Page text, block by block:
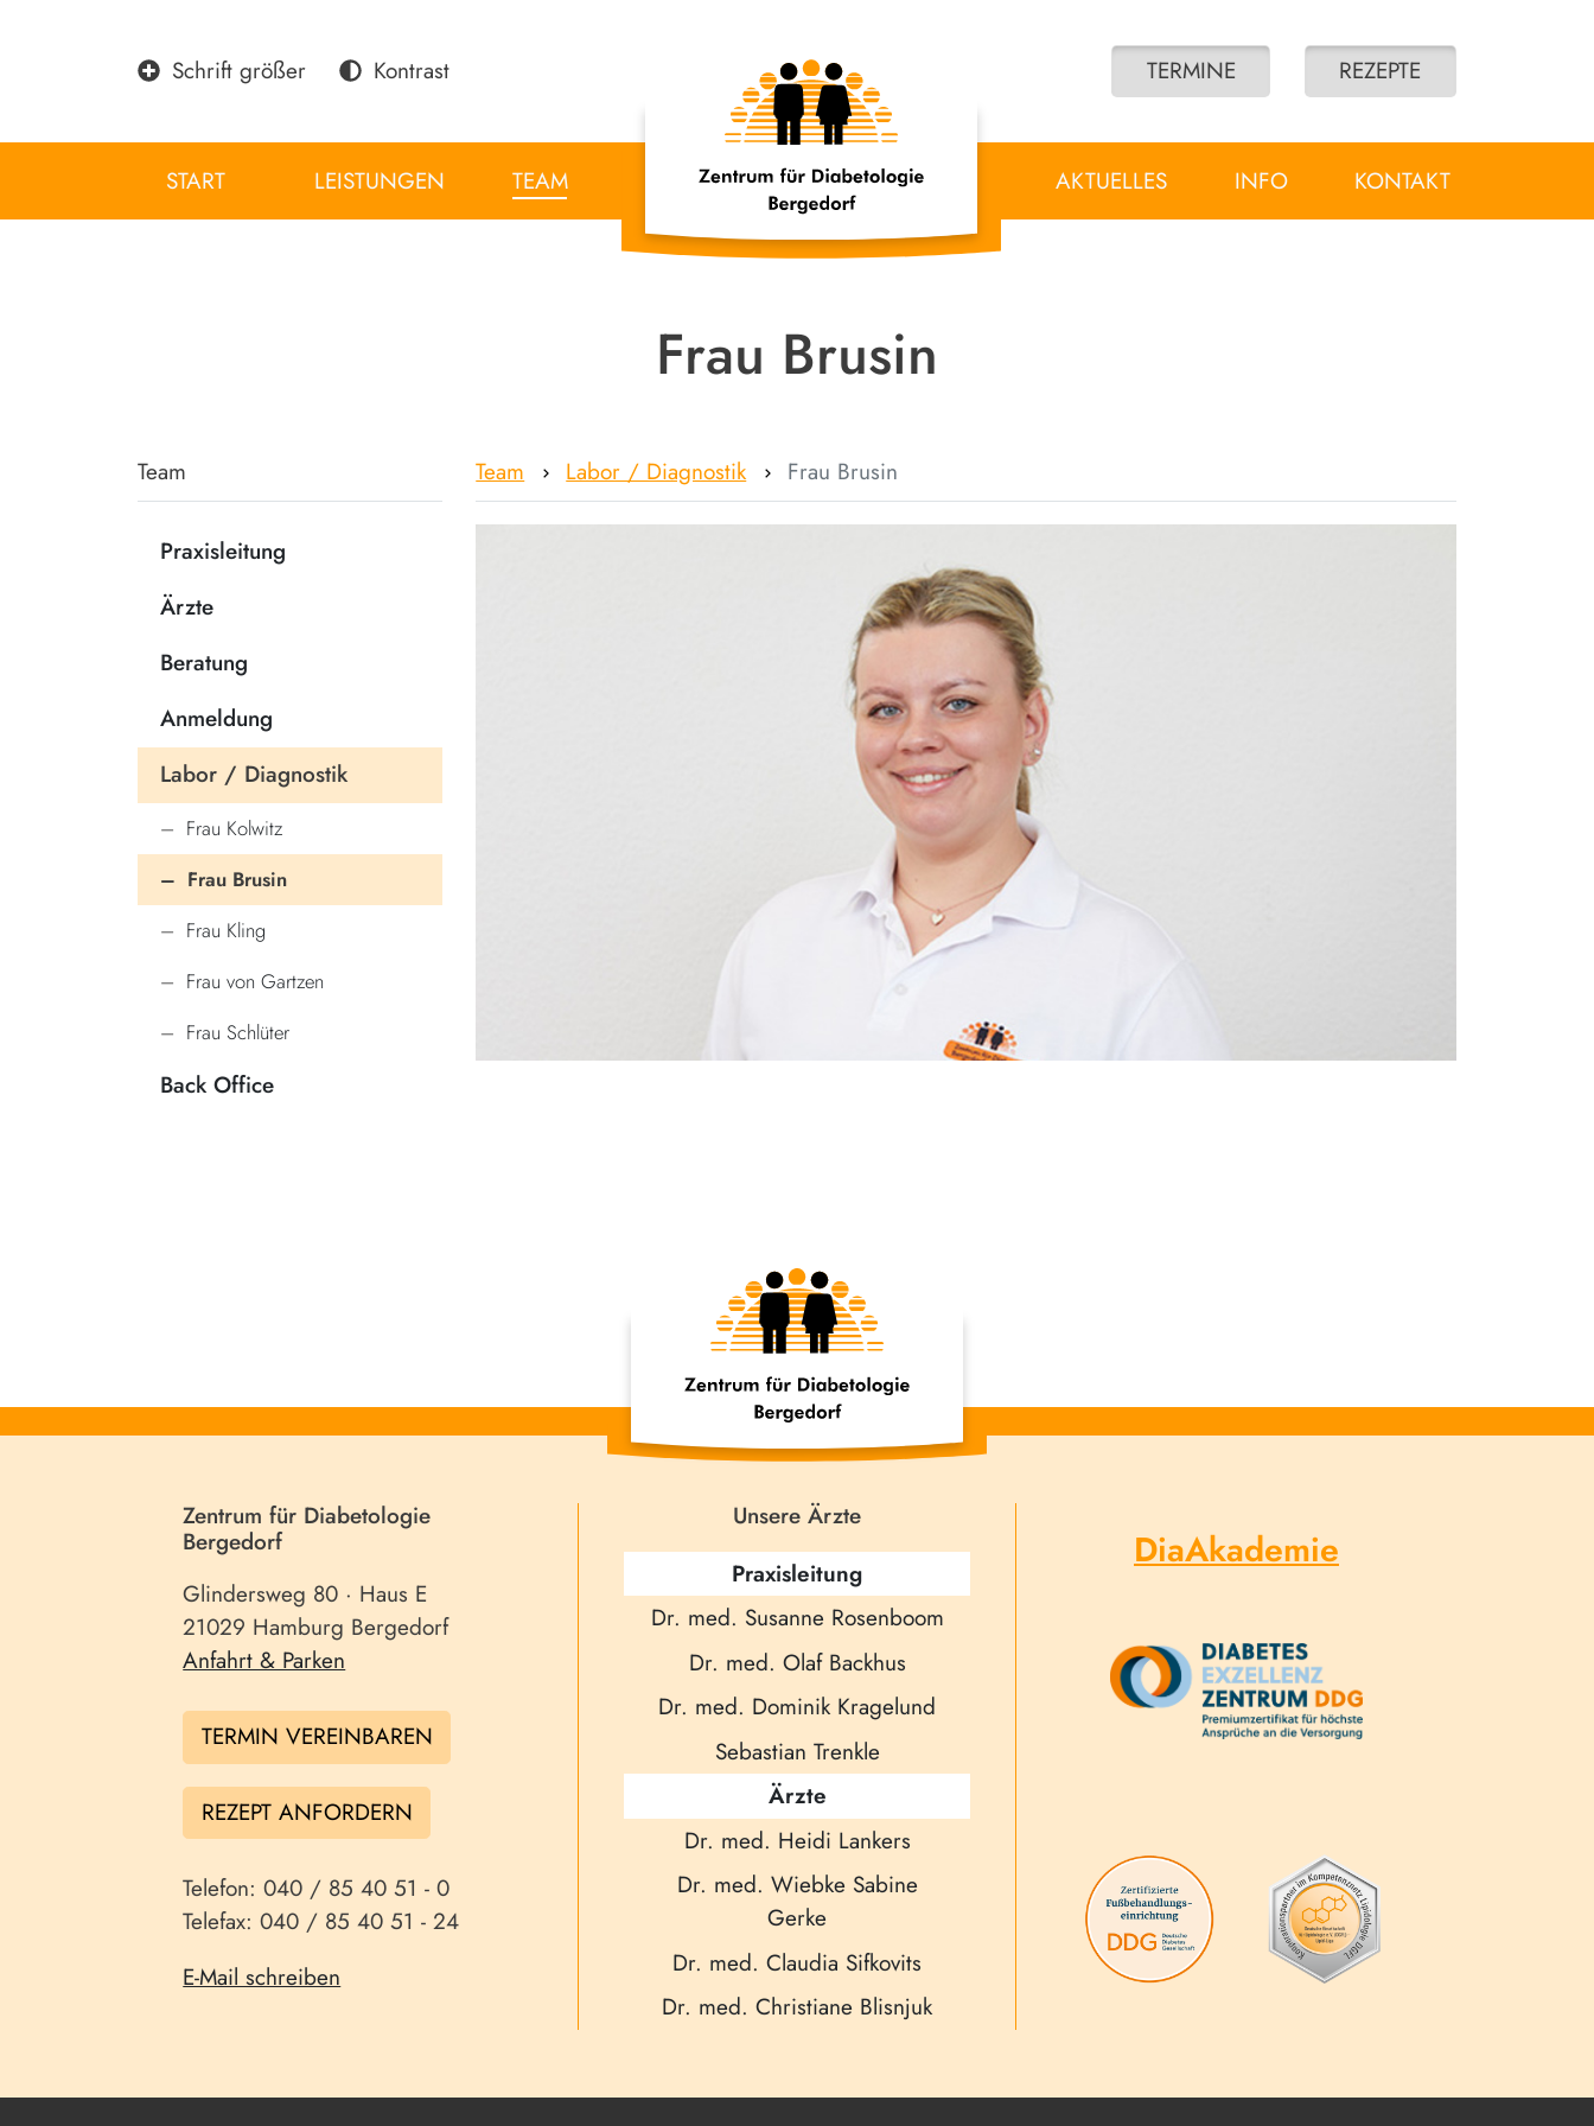
Schrift größer Kontrast TERMINE REZEPTE
START LEISTUNGEN TEAM AKTUELLES INFO KONTAKT
Frau Brusin
Team
Praxisleitung
Ärzte
Beratung
Anmeldung
Labor / Diagnostik
Frau Kolwitz
Frau Brusin
Frau Kling
Frau von Gartzen
Frau Schlüter
Back Office
Team Labor / Diagnostik Frau Brusin
Zentrum für Diabetologie
Bergedorf
Glindersweg 80 · Haus E
21029 Hamburg Bergedorf
Anfahrt & Parken
TERMIN VEREINBAREN
REZEPT ANFORDERN
Telefon: 040 / 85 40 51 - 0
Telefax: 040 / 85 40 51 - 24
E-Mail schreiben
Unsere Ärzte
Praxisleitung
Dr. med. Susanne Rosenboom
Dr. med. Olaf Backhus
Dr. med. Dominik Kragelund
Sebastian Trenkle
Ärzte
Dr. med. Heidi Lankers
Dr. med. Wiebke Sabine
Gerke
Dr. med. Claudia Sifkovits
Dr. med. Christiane Blisnjuk
DiaAkademie